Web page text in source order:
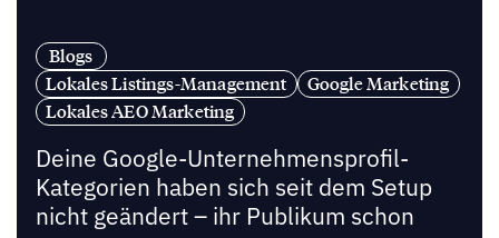
Blogs
Lokales Listings-Management
Google Marketing
Lokales AEO Marketing
Deine Google-Unternehmensprofil-
Kategorien haben sich seit dem Setup
nicht geändert – ihr Publikum schon